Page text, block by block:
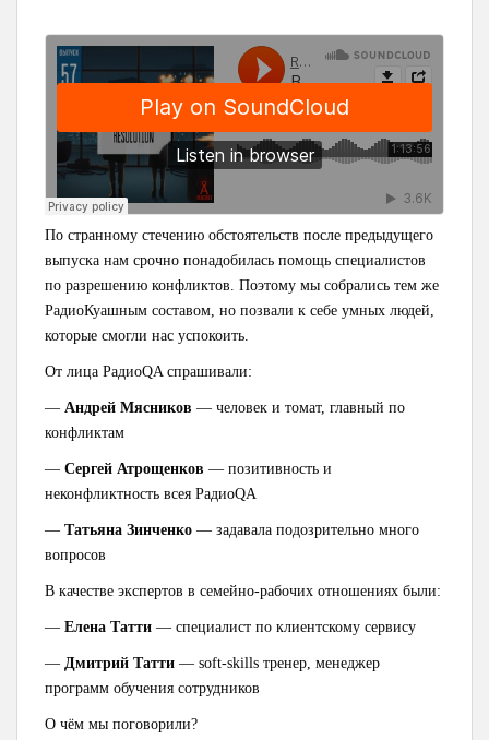
По странному стечению обстоятельств после предыдущего
выпуска нам срочно понадобилась помощь специалистов
по разрешению конфликтов. Поэтому мы собрались тем же
РадиоКуашным составом, но позвали к себе умных людей,
которые смогли нас успокоить.
От лица РадиоQA спрашивали:
— Андрей Мясников — человек и томат, главный по
конфликтам
— Сергей Атрощенков — позитивность и
неконфликтность всея РадиоQA
— Татьяна Зинченко — задавала подозрительно много
вопросов
В качестве экспертов в семейно-рабочих отношениях были:
— Елена Татти — специалист по клиентскому сервису
— Дмитрий Татти — soft-skills тренер, менеджер
программ обучения сотрудников
О чём мы поговорили?